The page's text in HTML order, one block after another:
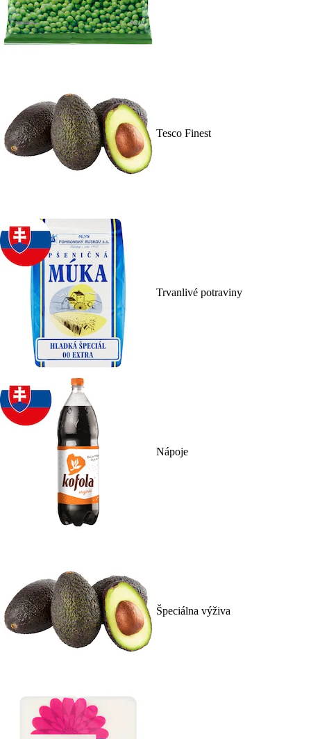
Tesco Finest
Trvanlivé potraviny
Nápoje
Špeciálna výživa